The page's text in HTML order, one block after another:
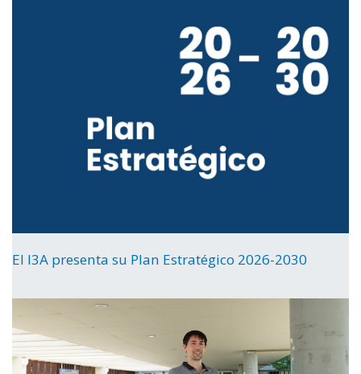
El I3A presenta su Plan Estratégico 2026-2030